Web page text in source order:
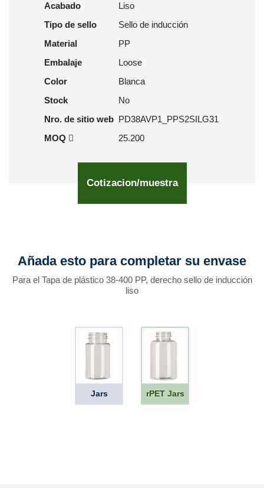
Acabado
Liso
Tipo de sello
Sello de inducción
Material
PP
Embalaje
Loose
Color
Blanca
Stock
No
Nro. de sitio web PD38AVP1_PPS2SILG31
MOQ
25.200
Cotizacion/muestra
Añada esto para completar su envase
Para el Tapa de plástico 38-400 PP, derecho sello de inducción
liso
Jars rPET Jars